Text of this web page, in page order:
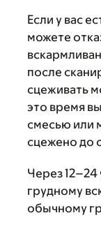
Если у вас
можете
после
сцеживать
это время
смесью или
сцежено до
Через 12–24
грудному
обычному